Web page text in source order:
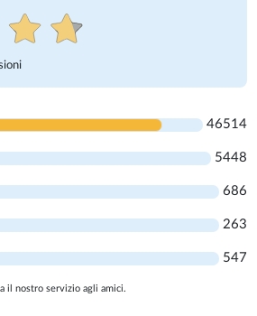
46514
5448
686
263
547
il nostro servizio agli amici.